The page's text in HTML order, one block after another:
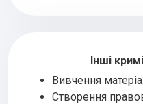
Інші
Вивчення
Створення